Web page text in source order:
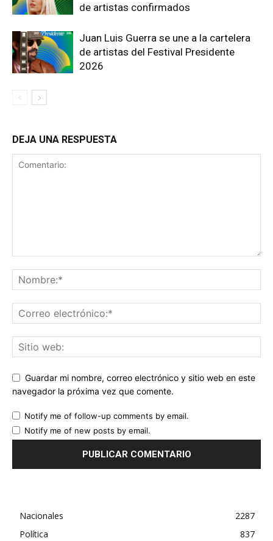
de artistas confirmados
Juan Luis Guerra se une a la cartelera
de artistas del Festival Presidente
2026
DEJA UNA RESPUESTA
Guardar mi nombre, correo electrónico y sitio web en este
navegador la próxima vez que comente.
Notify me of follow-up comments by email.
Notify me of new posts by email.
Nacionales
2287
Política
837